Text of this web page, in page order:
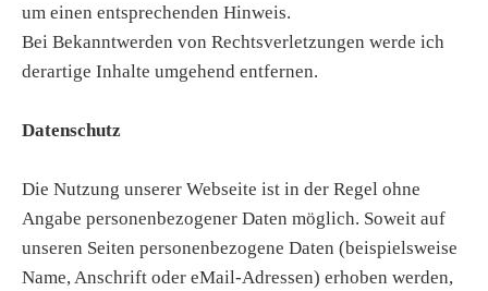
um einen entsprechenden Hinweis.
Bei Bekanntwerden von Rechtsverletzungen werde ich
derartige Inhalte umgehend entfernen.
Datenschutz
Die Nutzung unserer Webseite ist in der Regel ohne
Angabe personenbezogener Daten möglich. Soweit auf
unseren Seiten personenbezogene Daten (beispielsweise
Name, Anschrift oder eMail-Adressen) erhoben werden,